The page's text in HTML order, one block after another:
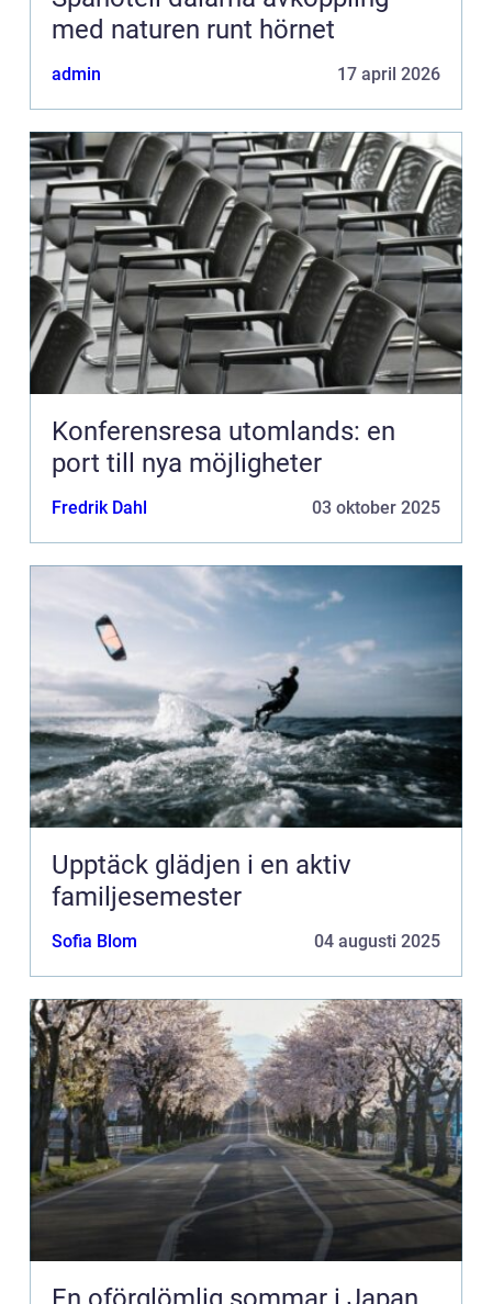
med naturen runt hörnet
admin 17 april 2026
Konferensresa utomlands: en
port till nya möjligheter
Fredrik Dahl 03 oktober 2025
Upptäck glädjen i en aktiv
familjesemester
Sofia Blom 04 augusti 2025